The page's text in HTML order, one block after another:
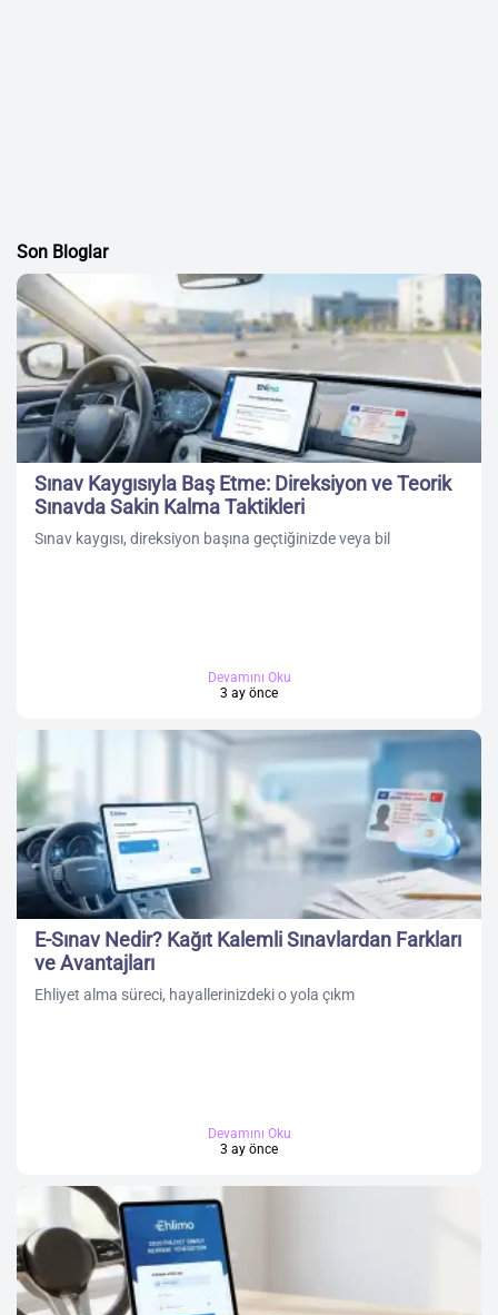
Son Bloglar
Sınav Kaygısıyla Baş Etme: Direksiyon ve Teorik
Sınavda Sakin Kalma Taktikleri
Sınav kaygısı, direksiyon başına geçtiğinizde veya bil
Devamını Oku
3 ay önce
E-Sınav Nedir? Kağıt Kalemli Sınavlardan Farkları
ve Avantajları
Ehliyet alma süreci, hayallerinizdeki o yola çıkm
Devamını Oku
3 ay önce